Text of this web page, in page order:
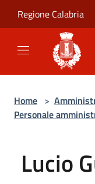
Regione Calabria
Home >
Personale
Lucio